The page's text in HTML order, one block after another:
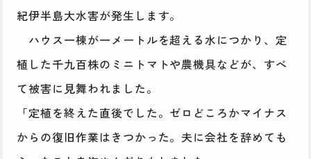
紀伊半島大水害が発生します。
ハウス一棟が一メートルを超える水につかり、定
植した千九百株のミニトマトや農機具などが、すべ
て被害に見舞われました。
「定植を終えた直後でした。ゼロどころかマイナス
からの復旧作業はきつかった。夫に会社を辞めても